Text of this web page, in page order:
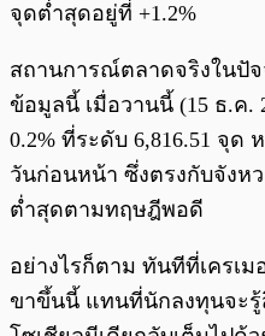
จุดต่ำสุดอยู่ที่ +1.2%
สถานการณ์ตลาดจริงในปั
ข้อมูลนี้ เมื่อวานนี้ (15 ธ.ค.
0.2% ที่ระดับ 6,816.51 จุด
วันก่อนหน้า ซึ่งตรงกับจังห
ต่ำสุดตามทฤษฎีพอดี
อย่างไรก็ตาม ทันทีที่เครเ
ขาขึ้นนี้ แทนที่นักลงทุนจะ